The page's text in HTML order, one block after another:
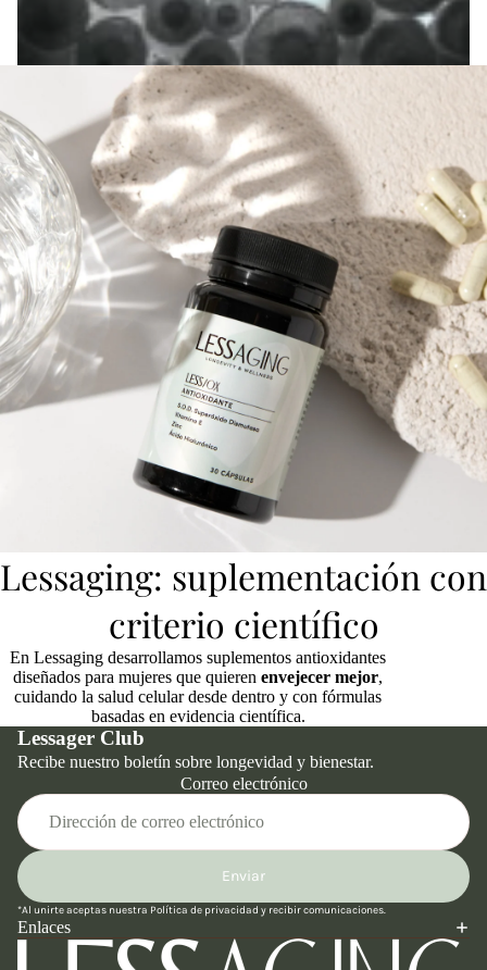
Lessaging: suplementación con
criterio científico
En Lessaging desarrollamos suplementos antioxidantes
diseñados para mujeres que quieren envejecer mejor,
cuidando la salud celular desde dentro y con fórmulas
basadas en evidencia científica.
Lessager Club
Recibe nuestro boletín sobre longevidad y bienestar.
Correo electrónico
Enviar
*Al unirte aceptas nuestra Política de privacidad y recibir comunicaciones.
Enlaces
Política de privacidad
Términos del servicio